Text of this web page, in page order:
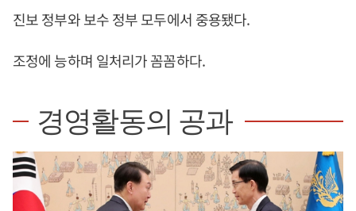
진보 정부와 보수 정부 모두에서 중용됐다.
조정에 능하며 일처리가 꼼꼼하다.
경영활동의 공과